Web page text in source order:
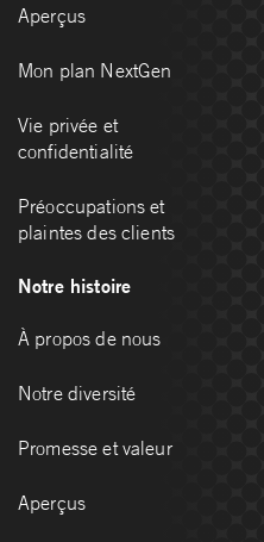
Aperçus
Mon plan NextGen
Vie privée et
confidentialité
Préoccupations et
plaintes des clients
Notre histoire
À propos de nous
Notre diversité
Promesse et valeur
Aperçus